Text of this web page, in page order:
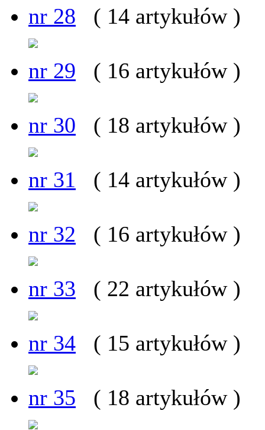
nr 28 ( 14 artykułów )
nr 29 ( 16 artykułów )
nr 30 ( 18 artykułów )
nr 31 ( 14 artykułów )
nr 32 ( 16 artykułów )
nr 33 ( 22 artykułów )
nr 34 ( 15 artykułów )
nr 35 ( 18 artykułów )